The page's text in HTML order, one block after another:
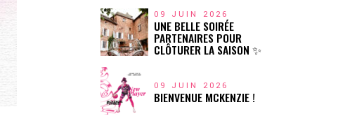
09 JUIN 2026
UNE BELLE SOIRÉE
PARTENAIRES POUR
CLÔTURER LA SAISON ✨
09 JUIN 2026
BIENVENUE MCKENZIE !